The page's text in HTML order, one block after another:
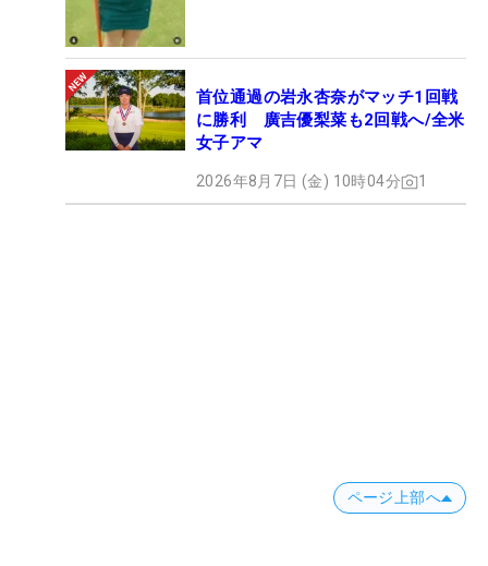
首位通過の岩永杏奈がマッチ1回戦
に勝利 廣吉優梨菜も2回戦へ/全米
女子アマ
2026年8月7日 (金) 10時04分 1
ページ上部へ